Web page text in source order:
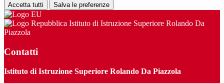
Accetta tutti Salva le preferenze
Istituto di Istruzione Superiore Rolando Da
Piazzola
Contatti
Istituto di Istruzione Superiore Rolando Da Piazzola